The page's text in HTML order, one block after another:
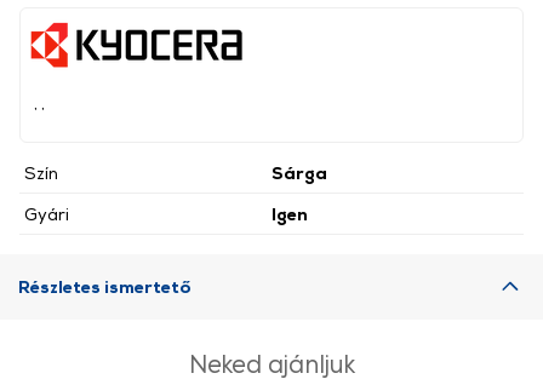
Szín
Sárga
Gyári
Igen
Részletes ismertető
Neked ajánljuk